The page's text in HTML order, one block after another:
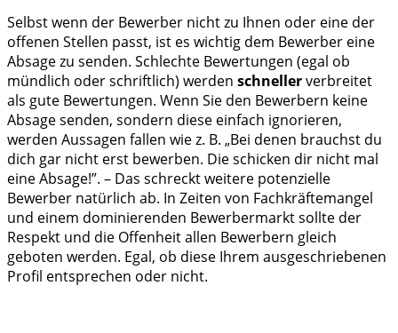
Selbst wenn der Bewerber nicht zu Ihnen oder eine der
offenen Stellen passt, ist es wichtig dem Bewerber eine
Absage zu senden. Schlechte Bewertungen (egal ob
mündlich oder schriftlich) werden schnellerverbreitet
als gute Bewertungen. Wenn Sie den Bewerbern keine
Absage senden, sondern diese einfach ignorieren,
werden Aussagen fallen wie z. B. „Bei denen brauchst du
dich gar nicht erst bewerben. Die schicken dir nicht mal
eine Absage!”. – Das schreckt weitere potenzielle
Bewerber natürlich ab. In Zeiten von Fachkräftemangel
und einem dominierenden Bewerbermarkt sollte der
Respekt und die Offenheit allen Bewerbern gleich
geboten werden. Egal, ob diese Ihrem ausgeschriebenen
Profil entsprechen oder nicht.